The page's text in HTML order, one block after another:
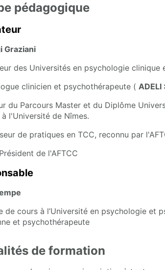
pédagogique
Graziani
des Universités en psychologie clinique
clinicien et psychothérapeute ( ADELI
du Parcours Master et du Diplôme
à l'Université de Nîmes.
de pratiques en TCC, reconnu par
de l'AFTCC
de cours à l’Université en psychologie et
et psychothérapeute
de formation